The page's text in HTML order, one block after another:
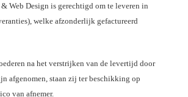
Web Design is gerechtigd om te leveren in
welke afzonderlijk gefactureerd
na het verstrijken van de levertijd door
afgenomen, staan zij ter beschikking op
van afnemer.